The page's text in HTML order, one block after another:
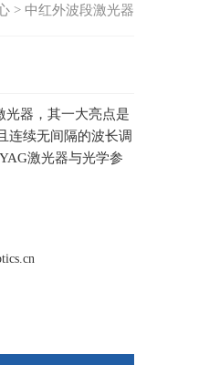
> 中红外波段激光器
光器，其一大亮点是
连续无间隔的波长调
激光器与光学参